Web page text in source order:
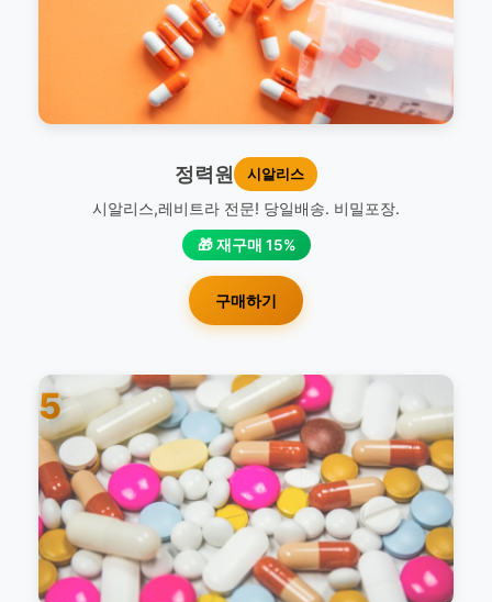
정력원 시알리스
시알리스,레비트라 전문! 당일배송. 비밀포장.
🎁 재구매 15%
구매하기
5